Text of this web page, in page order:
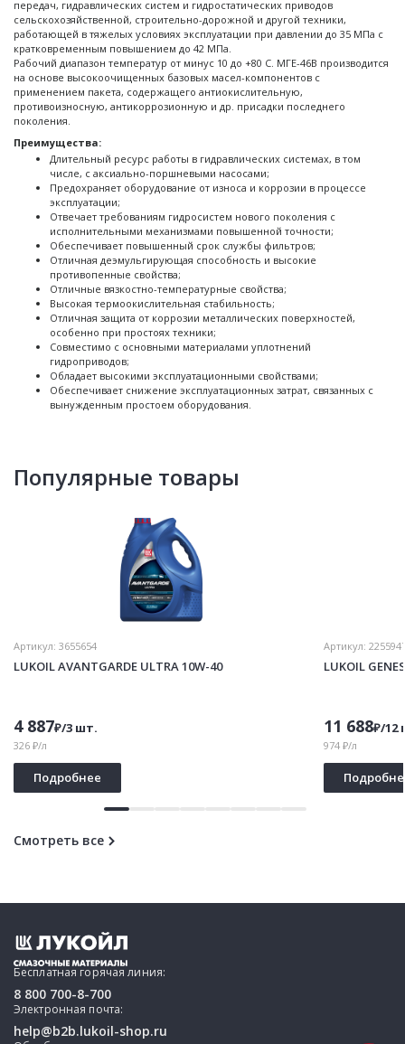
передач, гидравлических систем и гидростатических приводов
сельскохозяйственной, строительно-дорожной и другой техники,
работающей в тяжелых условиях эксплуатации при давлении до 35 МПа с
кратковременным повышением до 42 МПа.
Рабочий диапазон температур от минус 10 до +80 С. МГЕ-46В производится
на основе высокоочищенных базовых масел-компонентов с
применением пакета, содержащего антиокислительную,
противоизносную, антикоррозионную и др. присадки последнего
поколения.
Преимущества:
Длительный ресурс работы в гидравлических системах, в том
числе, с аксиально-поршневыми насосами;
Предохраняет оборудование от износа и коррозии в процессе
эксплуатации;
Отвечает требованиям гидросистем нового поколения с
исполнительными механизмами повышенной точности;
Обеспечивает повышенный срок службы фильтров;
Отличная деэмульгирующая способность и высокие
противопенные свойства;
Отличные вязкостно-температурные свойства;
Высокая термоокислительная стабильность;
Отличная защита от коррозии металлических поверхностей,
особенно при простоях техники;
Совместимо с основными материалами уплотнений
гидроприводов;
Обладает высокими эксплуатационными свойствами;
Обеспечивает снижение эксплуатационных затрат, связанных с
вынужденным простоем оборудования.
Популярные товары
Артикул: 3655654
LUKOIL AVANTGARDE ULTRA 10W-40
4 887₽/3 шт.
326 ₽/л
Подробнее
Артикул:
LUKOIL
11 688₽/12
974 ₽/л
Смотреть все
Бесплатная горячая линия:
8 800 700-8-700
Электронная почта:
help@b2b.lukoil-shop.ru